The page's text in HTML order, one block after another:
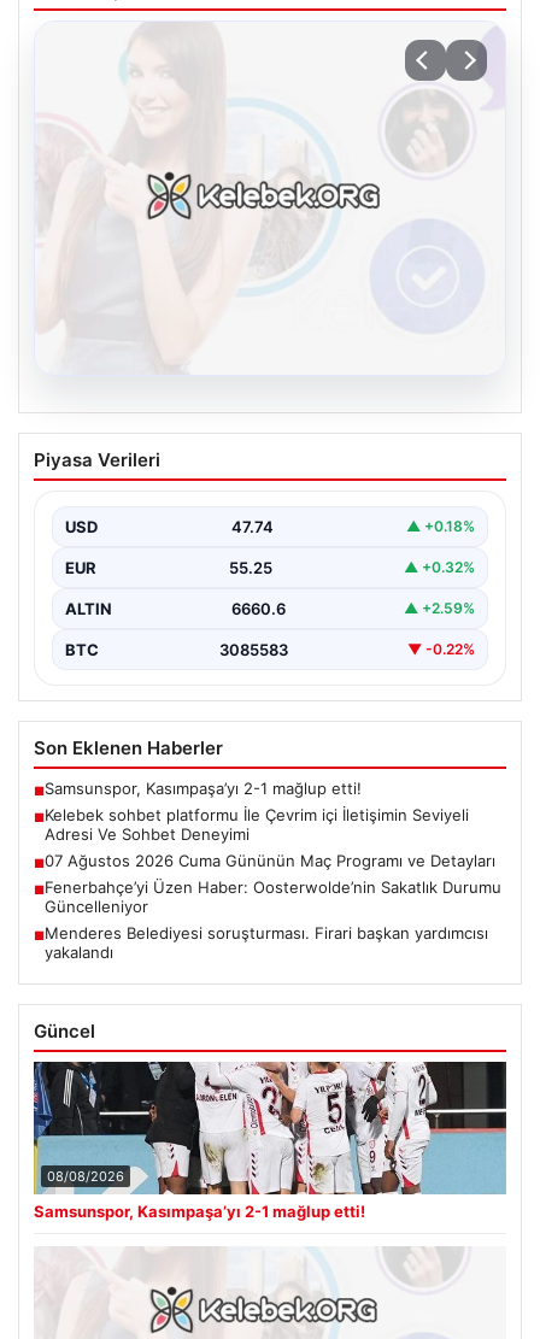
Kelebek sohbet platformu İle Çevrim içi
İletişimin Seviyeli Adresi Ve Sohbet
İnternet çağında bireylerin güvenli bir şekilde bağlantı
Piyasa Verileri
USD 47.74 ▲ +0.18%
EUR 55.25 ▲ +0.32%
ALTIN 6660.6 ▲ +2.59%
BTC 3085583 ▼ -0.22%
Son Eklenen Haberler
■Samsunspor, Kasımpaşa’yı 2-1 mağlup etti!
■Kelebek sohbet platformu İle Çevrim içi İletişimin Seviyeli
Adresi Ve Sohbet Deneyimi
■07 Ağustos 2026 Cuma Gününün Maç Programı ve Detayları
■Fenerbahçe’yi Üzen Haber: Oosterwolde’nin Sakatlık Durumu
Güncelleniyor
■Menderes Belediyesi soruşturması. Firari başkan yardımcısı
yakalandı
Güncel
08/08/2026
Samsunspor, Kasımpaşa’yı 2-1 mağlup etti!